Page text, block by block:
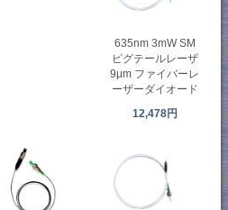
635nm 3mW SM
ピグテールレーザ
9μm ファイバーレ
ーザーダイオード
12,478円